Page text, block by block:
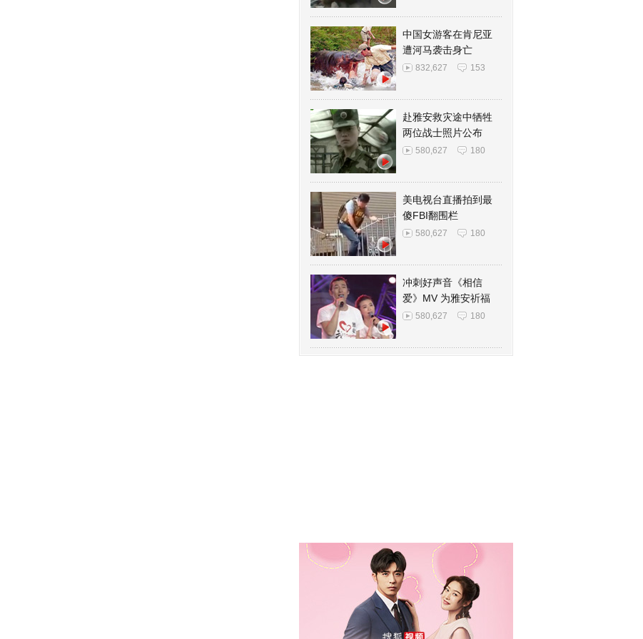
中国女游客在肯尼亚
遭河马袭击身亡
832,627 153
赴雅安救灾途中牺牲
两位战士照片公布
580,627 180
美电视台直播拍到最
傻FBI翻围栏
580,627 180
冲刺好声音《相信
爱》MV 为雅安祈福
580,627 180